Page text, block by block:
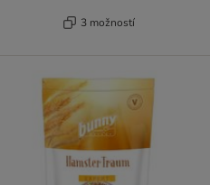
3 možností